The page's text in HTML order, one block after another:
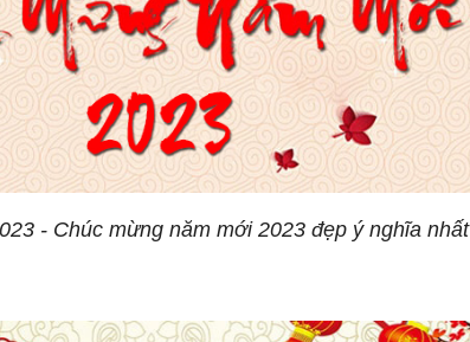
- Chúc mừng năm mới 2023 đẹp ý nghĩa nhất